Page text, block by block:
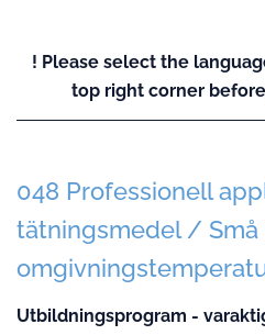
! Please select the
top right corner
048 Professionell
tätningsmedel / Små
Utbildningsprogram -